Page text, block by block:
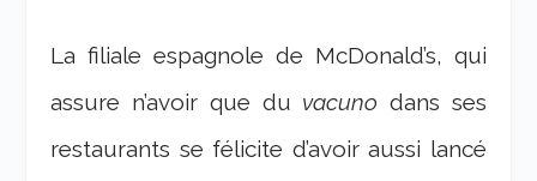
La filiale espagnole de McDonald’s, qui
assure n’avoir que du vacuno dans ses
restaurants se félicite d’avoir aussi lancé